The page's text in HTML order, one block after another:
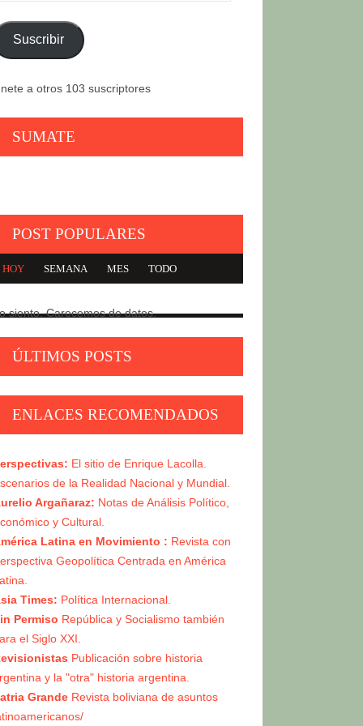
Suscribir
a otros 103 suscriptores
SUMATE
POST POPULARES
HOY SEMANA MES TODO
siento. Carecemos de datos.
CARTA DE TROTSKY A LAS
TROTSKISTAS
IZQUIERDA NACIONAL
2
INDIGENISMO
PROLETARIADO Y
ÚLTIMOS POSTS
ENLACES RECOMENDADOS
El sitio de Enrique Lacolla.
de la Realidad Nacional y Mundial.
Argañaraz: Notas de Análisis Político,
y Cultural.
Latina en Movimiento : Revista con
Geopolítica Centrada en América
Times: Política Internacional.
Permiso República y Socialismo también
el Siglo XXI.
Publicación sobre historia
y la "otra" historia argentina.
GrandeRevista boliviana de asuntos